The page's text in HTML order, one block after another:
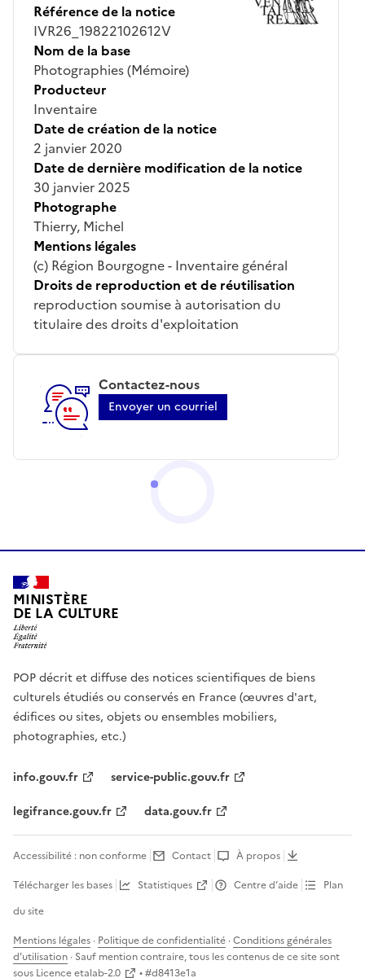
Référence de la notice
IVR26_19822102612V
Nom de la base
Photographies (Mémoire)
Producteur
Inventaire
Date de création de la notice
2 janvier 2020
Date de dernière modification de la notice
30 janvier 2025
Photographe
Thierry, Michel
Mentions légales
(c) Région Bourgogne - Inventaire général
Droits de reproduction et de réutilisation
reproduction soumise à autorisation du
titulaire des droits d'exploitation
Contactez-nous
Envoyer un courriel
MINISTÈRE
DE LA CULTURE
POP décrit et diffuse des notices scientifiques de biens
culturels étudiés ou conservés en France (œuvres d'art,
édifices ou sites, objets ou ensembles mobiliers,
photographies, etc.)
info.gouv.fr
service-public.gouv.fr
legifrance.gouv.fr
data.gouv.fr
Accessibilité : non conforme Contact
À propos
Télécharger les bases
Statistiques Centre d’aide
Plan
du site
Mentions légales · Politique de confidentialité ·Conditions générales
d'utilisation · Sauf mention contraire, tous les contenus de ce site sont
sous Licence etalab-2.0 • #d8413e1a